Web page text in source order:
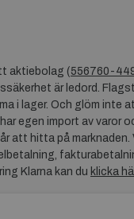
aktiebolag (556760-
är ledord.
i lager. Och glöm inte
egen import av varor
hitta på marknaden.
Klarna kan du klicka